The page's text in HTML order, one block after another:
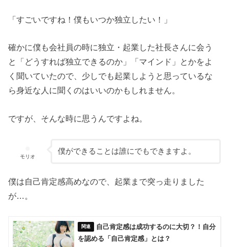
「すごいですね！僕もいつか独立したい！」
確かに僕も会社員の時に独立・起業した社長さんに会う
と「どうすれば独立できるのか」「マインド」とかをよ
く聞いていたので、少しでも起業しようと思っているな
ら身近な人に聞くのはいいのかもしれません。
ですが、そんな時に思うんですよね。
モリオ
僕ができることは誰にでもできますよ。
僕は自己肯定感高めなので、起業まで突っ走りました
が…。
自己肯定感は成功するのに大切？！自分
を認める「自己肯定感」とは？